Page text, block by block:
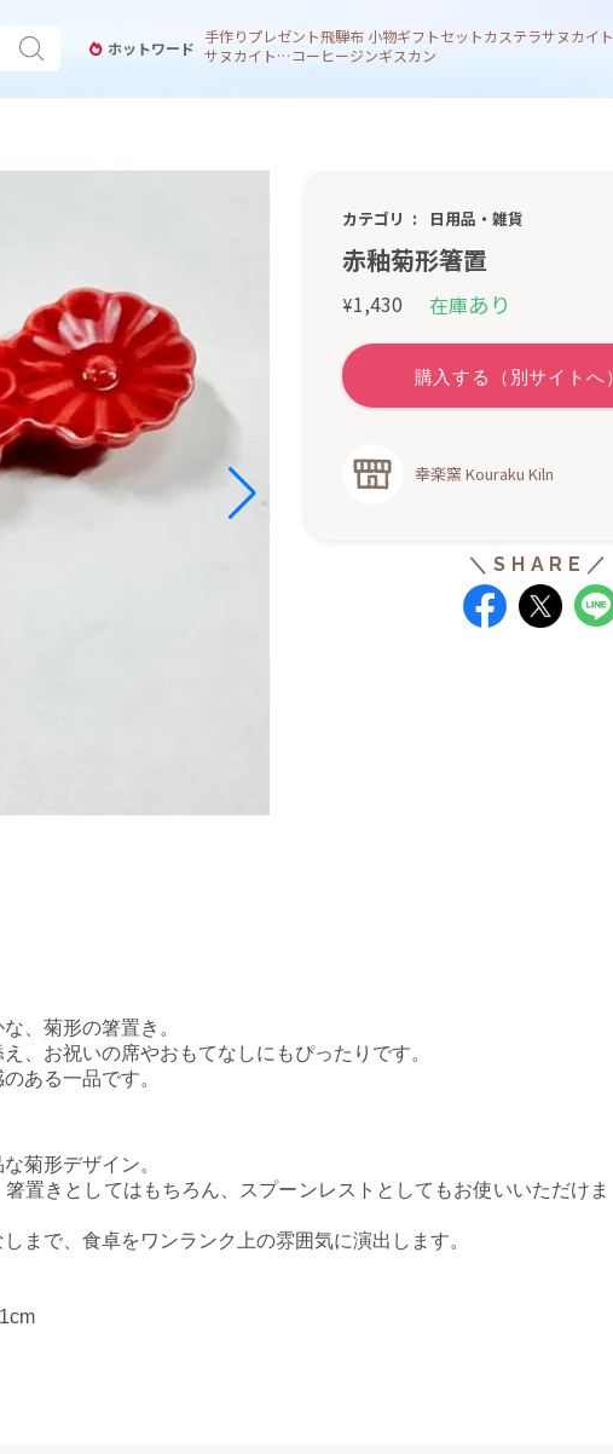
ホットワード
手作りプレゼント飛騨布 小物ギフトセットカステラサヌカイト
サヌカイト 風鈴コーヒージンギスカン
カテゴリ 日用品・雑貨
赤釉菊形箸置
¥1,430 在庫あり
幸楽窯 Kouraku Kiln
、菊形の箸置き。
、お祝いの席やおもてなしにもぴったりです。
ある一品です。
菊形デザイン。
置きとしてはもちろん、スプーンレストとしてもお使いいただけま
まで、食卓をワンランク上の雰囲気に演出します。
1cm